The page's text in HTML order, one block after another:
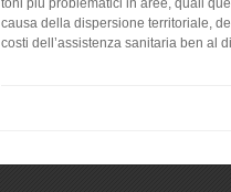
toni più problematici in aree, quali
causa della dispersione territoriale,
costi dell’assistenza sanitaria ben al